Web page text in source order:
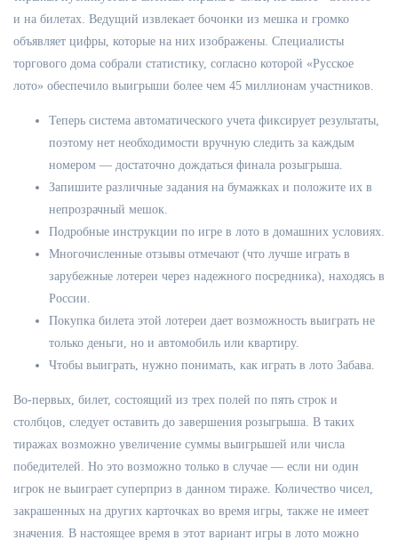
и на билетах. Ведущий извлекает бочонки из мешка и громко
объявляет цифры, которые на них изображены. Специалисты
торгового дома собрали статистику, согласно которой «Русское
лото» обеспечило выигрыши более чем 45 миллионам участников.
Теперь система автоматического учета фиксирует результаты,
поэтому нет необходимости вручную следить за каждым
номером — достаточно дождаться финала розыгрыша.
Запишите различные задания на бумажках и положите их в
непрозрачный мешок.
Подробные инструкции по игре в лото в домашних условиях.
Многочисленные отзывы отмечают (что лучше играть в
зарубежные лотереи через надежного посредника), находясь в
России.
Покупка билета этой лотереи дает возможность выиграть не
только деньги, но и автомобиль или квартиру.
Чтобы выиграть, нужно понимать, как играть в лото Забава.
Во-первых, билет, состоящий из трех полей по пять строк и
столбцов, следует оставить до завершения розыгрыша. В таких
тиражах возможно увеличение суммы выигрышей или числа
победителей. Но это возможно только в случае — если ни один
игрок не выиграет суперприз в данном тираже. Количество чисел,
закрашенных на других карточках во время игры, также не имеет
значения. В настоящее время в этот вариант игры в лото можно